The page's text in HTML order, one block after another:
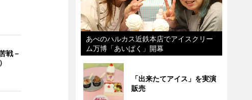
戦－
あべのハルカス近鉄本店でアイスクリー
ム万博「あいぱく」開幕
「出来たてアイス」を実演
販売